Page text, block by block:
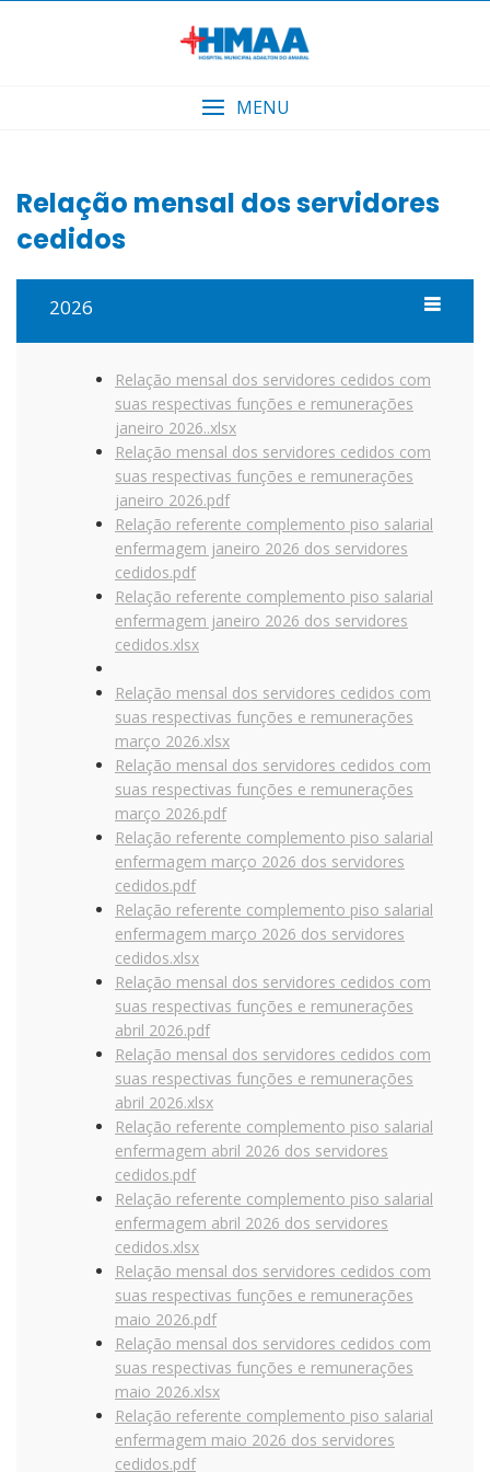
MENU
Relação mensal dos servidores
cedidos
2026
Relação mensal dos servidores cedidos com
suas respectivas funções e remunerações
janeiro 2026..xlsx
Relação mensal dos servidores cedidos com
suas respectivas funções e remunerações
janeiro 2026.pdf
Relação referente complemento piso salarial
enfermagem janeiro 2026 dos servidores
cedidos.pdf
Relação referente complemento piso salarial
enfermagem janeiro 2026 dos servidores
cedidos.xlsx
Relação mensal dos servidores cedidos com
suas respectivas funções e remunerações
março 2026.xlsx
Relação mensal dos servidores cedidos com
suas respectivas funções e remunerações
março 2026.pdf
Relação referente complemento piso salarial
enfermagem março 2026 dos servidores
cedidos.pdf
Relação referente complemento piso salarial
enfermagem março 2026 dos servidores
cedidos.xlsx
Relação mensal dos servidores cedidos com
suas respectivas funções e remunerações
abril 2026.pdf
Relação mensal dos servidores cedidos com
suas respectivas funções e remunerações
abril 2026.xlsx
Relação referente complemento piso salarial
enfermagem abril 2026 dos servidores
cedidos.pdf
Relação referente complemento piso salarial
enfermagem abril 2026 dos servidores
cedidos.xlsx
Relação mensal dos servidores cedidos com
suas respectivas funções e remunerações
maio 2026.pdf
Relação mensal dos servidores cedidos com
suas respectivas funções e remunerações
maio 2026.xlsx
Relação referente complemento piso salarial
enfermagem maio 2026 dos servidores
cedidos.pdf